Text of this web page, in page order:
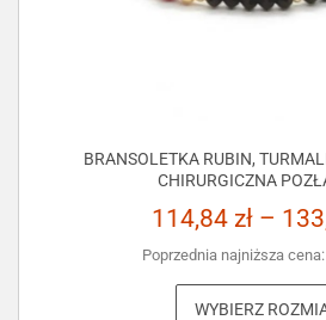
BRANSOLETKA RUBIN,
CHIRURGICZNA
114,84 zł –
Poprzednia najniższa cena:
WYBIERZ